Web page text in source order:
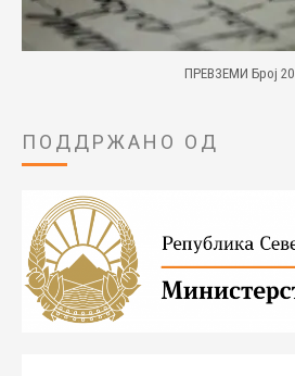
ПРЕВЗЕМИ Број 20
ПОДДРЖАНО ОД